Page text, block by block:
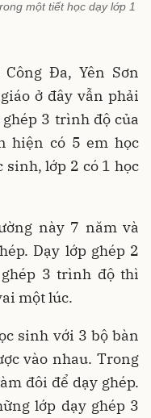
một tiết học dạy lớp 1
Đa, Yên Sơn
ở đây vẫn phải
3 trình độ của
hiện có 5 em học
sinh, lớp 2 có 1 học
này 7 năm và
Dạy lớp ghép 2
3 trình độ thì
một lúc.
sinh với 3 bộ bàn
vào nhau. Trong
đôi để dạy ghép.
lớp dạy ghép 3